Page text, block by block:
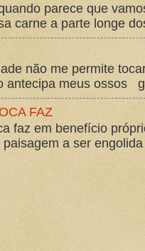
parece que
carne a parte longe
não me permite
antecipa meus ossos
FAZ
faz em benefício
paisagem a ser